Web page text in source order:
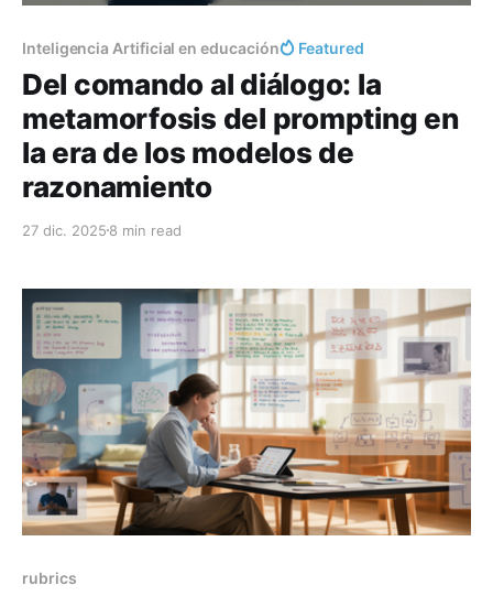
Inteligencia Artificial en educación Featured
Del comando al diálogo: la
metamorfosis del prompting en
la era de los modelos de
razonamiento
27 dic. 2025 8 min read
rubrics